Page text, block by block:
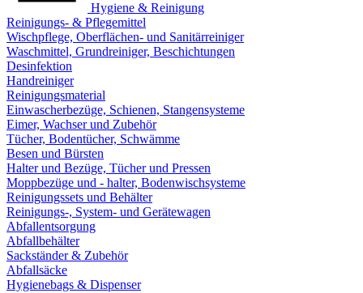
Hygiene & Reinigung
Reinigungs- & Pflegemittel
Wischpflege, Oberflächen- und Sanitärreiniger
Waschmittel, Grundreiniger, Beschichtungen
Desinfektion
Handreiniger
Reinigungsmaterial
Einwascherbezüge, Schienen, Stangensysteme
Eimer, Wachser und Zubehör
Tücher, Bodentücher, Schwämme
Besen und Bürsten
Halter und Bezüge, Tücher und Pressen
Moppbezüge und - halter, Bodenwischsysteme
Reinigungssets und Behälter
Reinigungs-, System- und Gerätewagen
Abfallentsorgung
Abfallbehälter
Sackständer & Zubehör
Abfallsäcke
Hygienebags & Dispenser